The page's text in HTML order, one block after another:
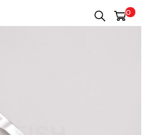
0